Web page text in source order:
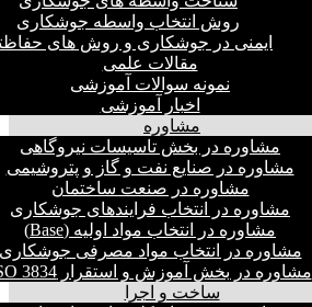
روش انتخاب واسطه جوشکاری
ایمنی در جوشکاری و روش های
مقالات علمی
نمونه سوالات آموزشی
اخبار آموزشی
مشاوره
مشاوره در بخش تاسیسات نیروگاهی
مشاوره در صنایع نفت و گاز و پتروشیمی
مشاوره در صنعت ساختمان
مشاوره در انتخاب فرایند‌های جوشکاری
مشاوره در انتخاب مواد اولیه (Base)
مشاوره در انتخاب مواد مصرفی
مشاوره در بخش آموزش و استقرار ISO 3834
ساخت و اجرا